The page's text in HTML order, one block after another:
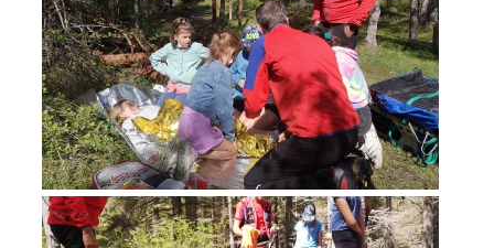
Interventi